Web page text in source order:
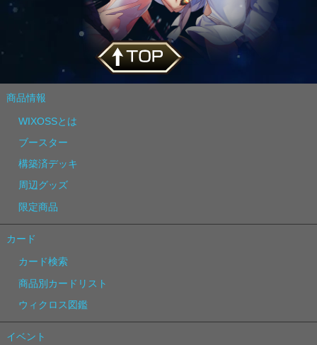
商品情報
WIXOSSとは
ブースター
構築済デッキ
周辺グッズ
限定商品
カード
カード検索
商品別カードリスト
ウィクロス図鑑
イベント